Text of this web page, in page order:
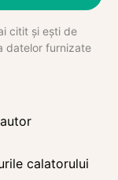
citit și ești de
datelor furnizate
calatorului